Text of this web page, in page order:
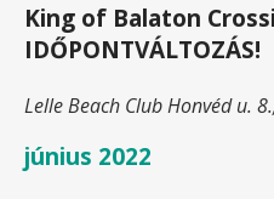
King of Balaton
IDŐPONTVÁLTOZÁS!
Lelle Beach ClubHonvéd u.
június 2022